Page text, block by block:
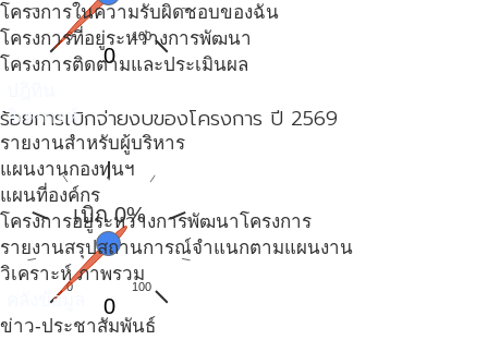
โครงการในความรับผิดชอบของฉัน
โครงการที่อยู่ระหว่างการพัฒนา
โครงการติดตามและประเมินผล
วิเคราะห์
รายงานสำหรับผู้บริหาร
แผนงานกองทุนฯ
แผนที่องค์กร
โครงการอยู่ระหว่างการพัฒนาโครงการ
รายงานสรุปสถานการณ์จำแนกตามแผนงาน
วิเคราะห์ ภาพรวม
คลังข้อมูล
ข่าว-ประชาสัมพันธ์
0 100
0
ร้อยการเบิกจ่ายงบของโครงการ ปี 2569
เบิก 0%
0 100
0